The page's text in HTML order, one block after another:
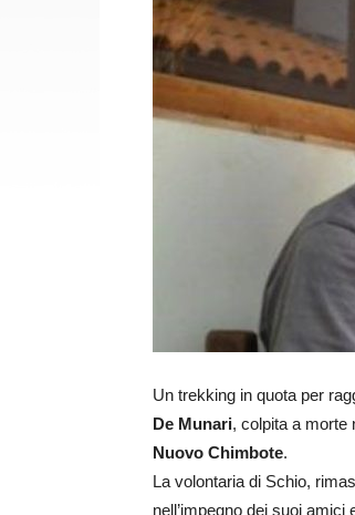
Un trekking in quota per
De Munari, colpita a morte
Nuovo Chimbote.
La volontaria di Schio,
nell’impegno dei suoi